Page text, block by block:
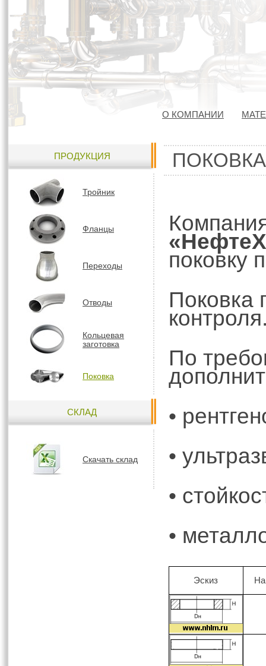
О КОМПАНИИ
ПРОДУКЦИЯ
Тройник
Фланцы
Переходы
Отводы
Кольцевая
заготовка
Поковка
СКЛАД
Скачать склад
ПОКОВКА
поковку
Поковка
По
•
•
•
•
Эскиз